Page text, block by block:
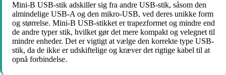
Mini-B USB-stik adskiller sig fra andre USB-stik, såsom den
almindelige USB-A og den mikro-USB, ved deres unikke form
og størrelse. Mini-B USB-stikket er trapezformet og mindre end
de andre typer stik, hvilket gør det mere kompakt og velegnet til
mindre enheder. Det er vigtigt at vælge den korrekte type USB-
stik, da de ikke er udskiftelige og kræver det rigtige kabel til at
opnå forbindelse.